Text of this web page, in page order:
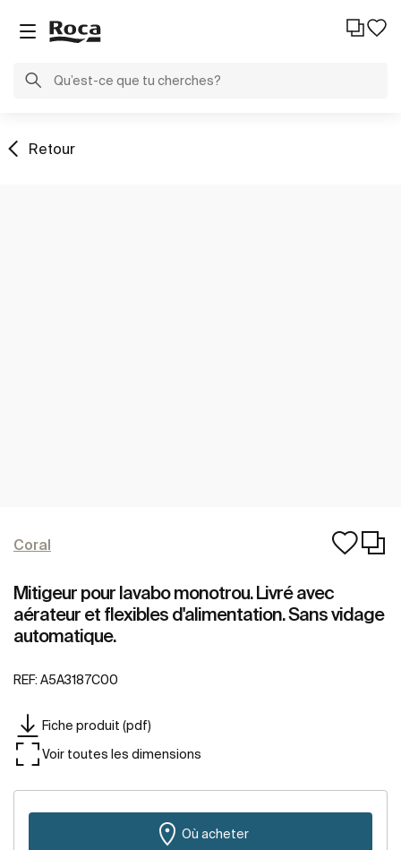
Retour
Coral
Mitigeur pour lavabo monotrou. Livré avec
aérateur et flexibles d'alimentation. Sans vidage
automatique.
REF: A5A3187C00
Fiche produit (pdf)
Voir toutes les dimensions
Où acheter